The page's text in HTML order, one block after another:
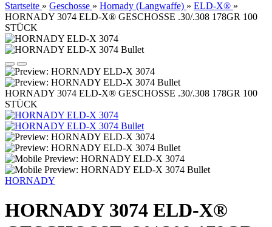
Startseite » Geschosse » Hornady (Langwaffe) » ELD-X® »
HORNADY 3074 ELD-X® GESCHOSSE .30/.308 178GR 100
STÜCK
HORNADY 3074 ELD-X® GESCHOSSE .30/.308 178GR 100
STÜCK
HORNADY
HORNADY 3074 ELD-X®